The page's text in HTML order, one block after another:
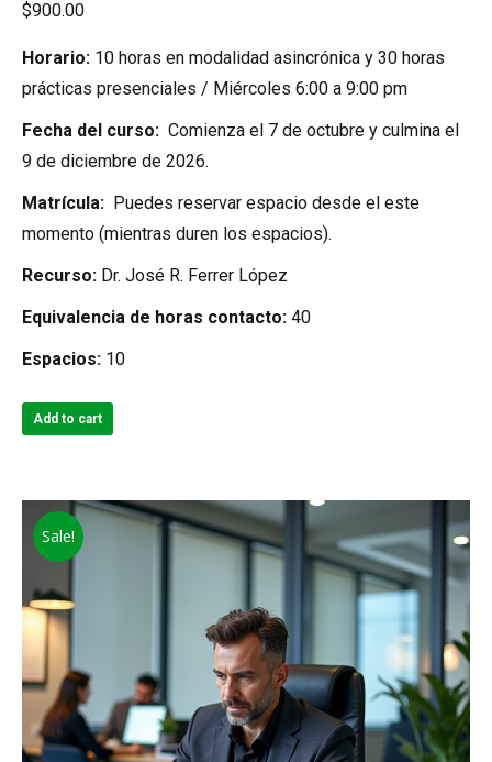
$900.00
Horario: 10 horas en modalidad asincrónica y 30 horas
prácticas presenciales / Miércoles 6:00 a 9:00 pm
Fecha del curso: Comienza el 7 de octubre y culmina el
9 de diciembre de 2026.
Matrícula: Puedes reservar espacio desde el este
momento (mientras duren los espacios).
Recurso: Dr. José R. Ferrer López
Equivalencia de horas contacto: 40
Espacios: 10
Add to cart
Sale!